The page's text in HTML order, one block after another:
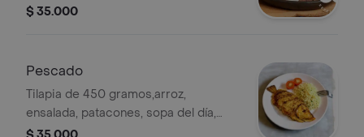
frijoles,maduro,arepa, aguacate,jugo
$ 35.000
Pescado
Tilapia de 450 gramos,arroz,
ensalada, patacones, sopa del día,
jugo del día, guarapo o claro .